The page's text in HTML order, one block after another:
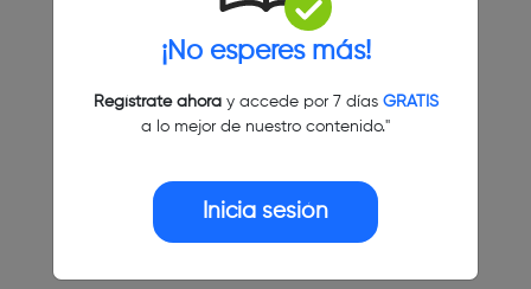
¡No esperes más!
Regístrate ahoray accede por 7 días GRATIS
a lo mejor de nuestro contenido."
Inicia sesión